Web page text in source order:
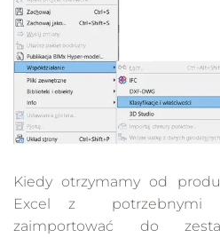
Kiedy otrzymamy od
Excel z potrzebnymi
zaimportować do